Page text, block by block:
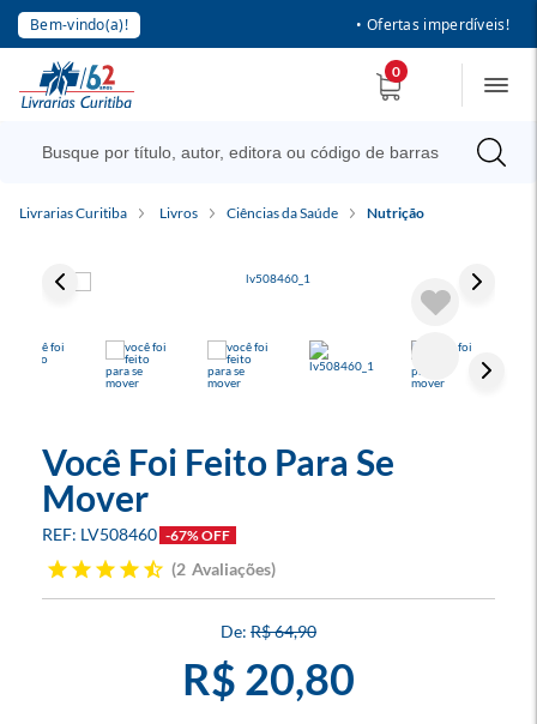
Bem-vindo(a)! • Ofertas imperdíveis!
0
Livrarias Curitiba Livros Ciências da Saúde Nutrição
Você Foi Feito Para Se
Mover
LV508460 -67% OFF
2 Avaliações
R$ 64,90
R$ 20,80